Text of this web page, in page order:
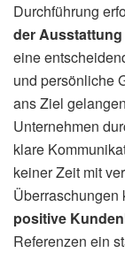
Durchführung
der Ausstattung
eine
und persönliche
ans Ziel
Unternehmen
klare
keiner Zeit mit
Überraschungen
positive
Referenzen ein